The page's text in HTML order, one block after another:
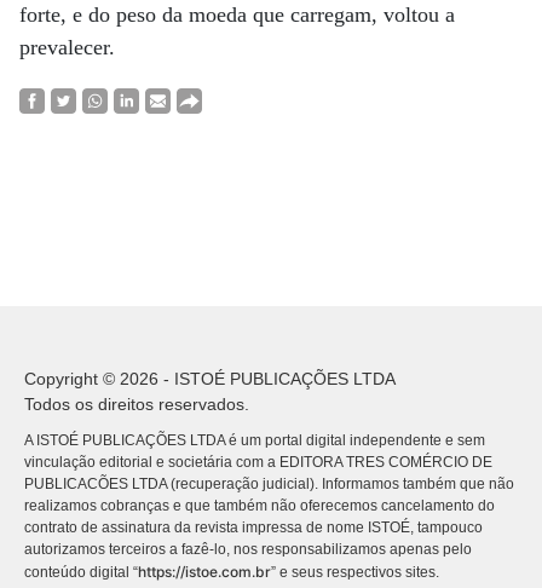
forte, e do peso da moeda que carregam, voltou a
prevalecer.
Copyright © 2026 - ISTOÉ PUBLICAÇÕES LTDA
Todos os direitos reservados.
A ISTOÉ PUBLICAÇÕES LTDA é um portal digital independente e sem
vinculação editorial e societária com a EDITORA TRES COMÉRCIO DE
PUBLICACÕES LTDA (recuperação judicial). Informamos também que não
realizamos cobranças e que também não oferecemos cancelamento do
contrato de assinatura da revista impressa de nome ISTOÉ, tampouco
autorizamos terceiros a fazê-lo, nos responsabilizamos apenas pelo
conteúdo digital “https://istoe.com.br” e seus respectivos sites.